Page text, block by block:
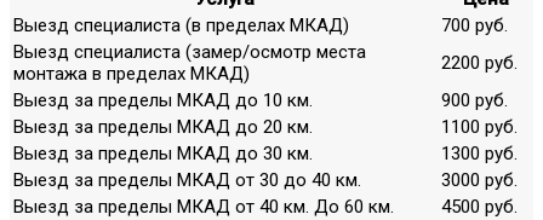
Выезд специалиста (в пределах МКАД)
700 руб.
Выезд специалиста (замер/осмотр места
монтажа в пределах МКАД)
2200 руб.
Выезд за пределы МКАД до 10 км.
900 руб.
Выезд за пределы МКАД до 20 км.
1100 руб.
Выезд за пределы МКАД до 30 км.
1300 руб.
Выезд за пределы МКАД от 30 до 40 км.
3000 руб.
Выезд за пределы МКАД от 40 км. До 60 км.
4500 руб.